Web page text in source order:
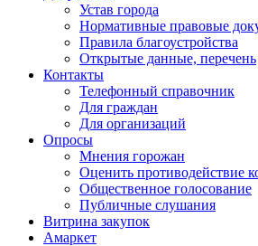
Устав города
Нормативные правовые
Правила благоустройства
Открытые данные, перечень
Контакты
Телефонный справочник
Для граждан
Для организаций
Опросы
Мнения горожан
Оценить противодействие
Общественное голосование
Публичные слушания
Витрина закупок
Амаркет